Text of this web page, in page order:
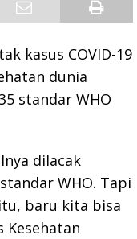
kasus COVID-19
dunia
standar WHO
dilacak
WHO. Tapi
baru kita bisa
Kesehatan